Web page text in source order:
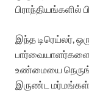
பிராந்தியங்களில்
இந்த டிரெய்லர்,
உண்மையை
இருண்ட மர்மங்கள்